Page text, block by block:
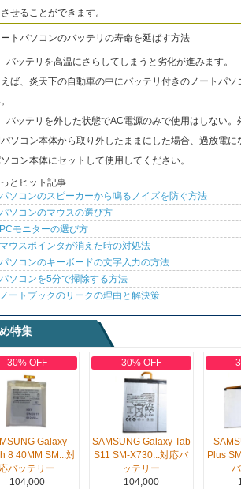
せることができます。
ートパソコンのバッテリの寿命を延ばす方法
バッテリを高温にさらしてしまうと劣化が進みます。
ば、炎天下の自動車の中にバッテリ付きのノートパ
バッテリを外した状態でAC電源のみで使用はしない
ソコン本体から取り外したままにした場合、過放電
コン本体にセットして使用してください。
とヒット記事
パソコンのスピーカーから鳴るノイズを防ぐ方法
パソコンのマウスの選び方
PCモニターの選び方
マウスポインタが消えた時の対処法
パソコンのキーボードの文字入力の方法
パソコンを5分で掃除する方法
ノートブックのリークの理由と解決策
特集
30% OFF
Galaxy
8 40MM SM...対
応バッテリー
104,000
30% OFF
SAMSUNG Galaxy Tab
S11 SM-X730...対応バ
ッテリー
104,000
Plus